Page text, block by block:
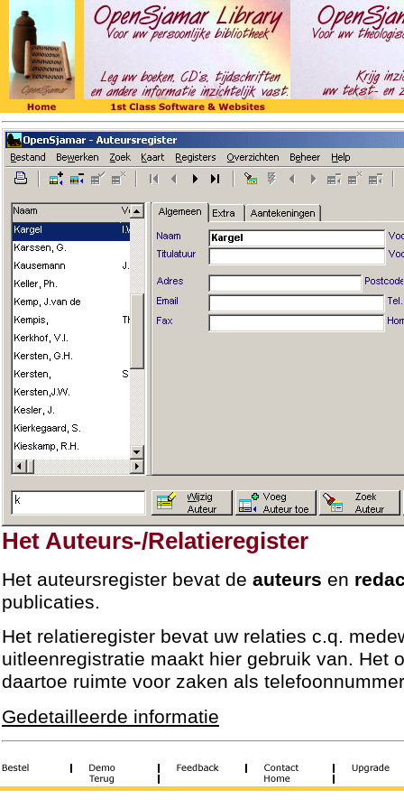
Het Auteurs-/Relatieregister
Het auteursregister bevat de auteurs en
publicaties.
Het relatieregister bevat uw relaties c.q.
uitleenregistratie maakt hier gebruik van. Het
daartoe ruimte voor zaken als
Gedetailleerde informatie